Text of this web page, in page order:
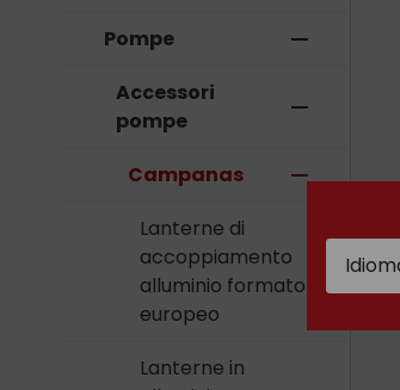
Pompe remove
Accessori
pompe
remove
Campanas remove
Lanterne di
accoppiamento
alluminio formato
europeo
Lanterne in